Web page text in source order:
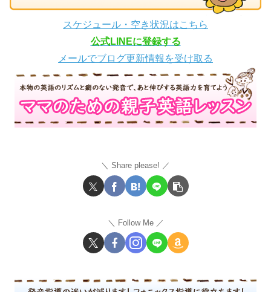
スケジュール・空き状況はこちら
公式LINEに登録する
メールでブログ更新情報を受け取る
Share please!
Follow Me